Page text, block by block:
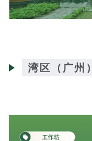
湾区（广州）